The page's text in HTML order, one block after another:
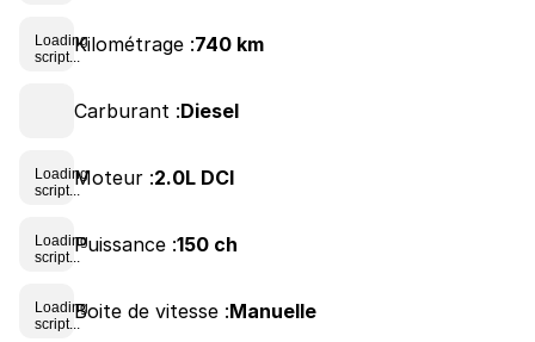
Loading
script...
Kilométrage :740 km
Carburant :Diesel
Loading
script...
Moteur :2.0L DCI
Loading
script...
Puissance :150 ch
Loading
script...
Boite de vitesse :Manuelle